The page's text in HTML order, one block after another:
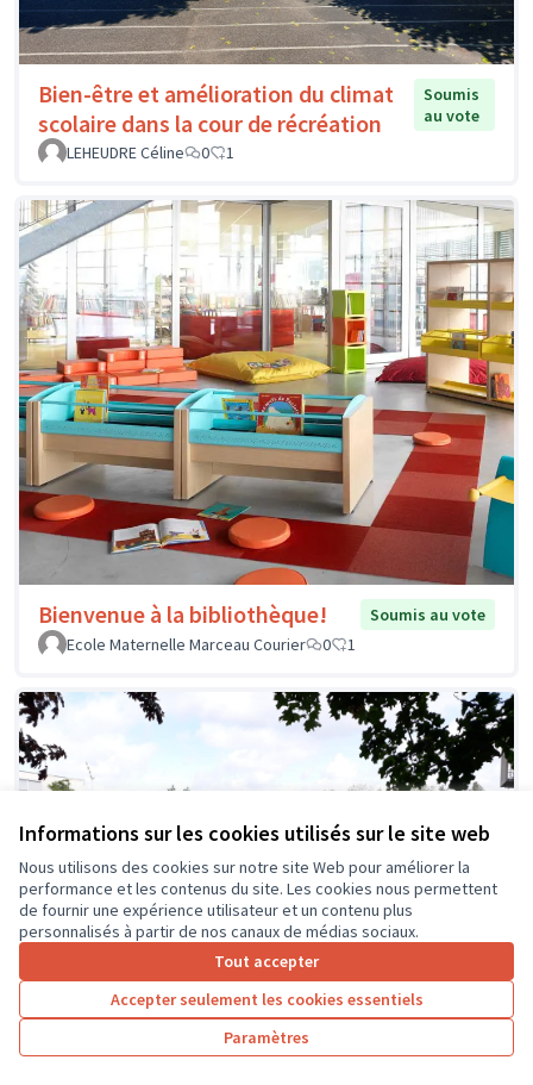
Informations sur les cookies utilisés sur le site web
Nous utilisons des cookies sur notre site Web pour améliorer la
performance et les contenus du site. Les cookies nous permettent
de fournir une expérience utilisateur et un contenu plus
personnalisés à partir de nos canaux de médias sociaux.
Tout accepter
Accepter seulement les cookies essentiels
Paramètres
Bien-être et amélioration du climat
scolaire dans la cour de récréation
Soumis
au vote
LEHEUDRE Céline
0 1
Bienvenue à la bibliothèque!
Soumis au vote
Ecole Maternelle Marceau Courier
0 1